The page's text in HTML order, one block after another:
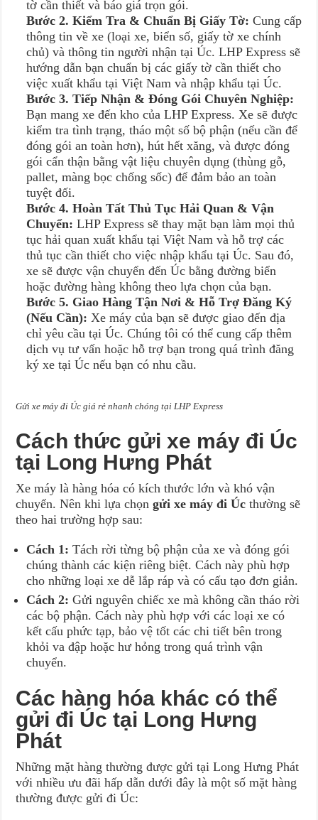
tờ cần thiết và báo giá trọn gói.
Bước 2. Kiểm Tra & Chuẩn Bị Giấy Tờ: Cung cấp
thông tin về xe (loại xe, biển số, giấy tờ xe chính
chủ) và thông tin người nhận tại Úc. LHP Express sẽ
hướng dẫn bạn chuẩn bị các giấy tờ cần thiết cho
việc xuất khẩu tại Việt Nam và nhập khẩu tại Úc.
Bước 3. Tiếp Nhận & Đóng Gói Chuyên Nghiệp:
Bạn mang xe đến kho của LHP Express. Xe sẽ được
kiểm tra tình trạng, tháo một số bộ phận (nếu cần để
đóng gói an toàn hơn), hút hết xăng, và được đóng
gói cẩn thận bằng vật liệu chuyên dụng (thùng gỗ,
pallet, màng bọc chống sốc) để đảm bảo an toàn
tuyệt đối.
Bước 4. Hoàn Tất Thủ Tục Hải Quan & Vận
Chuyển: LHP Express sẽ thay mặt bạn làm mọi thủ
tục hải quan xuất khẩu tại Việt Nam và hỗ trợ các
thủ tục cần thiết cho việc nhập khẩu tại Úc. Sau đó,
xe sẽ được vận chuyển đến Úc bằng đường biển
hoặc đường hàng không theo lựa chọn của bạn.
Bước 5. Giao Hàng Tận Nơi & Hỗ Trợ Đăng Ký
(Nếu Cần): Xe máy của bạn sẽ được giao đến địa
chỉ yêu cầu tại Úc. Chúng tôi có thể cung cấp thêm
dịch vụ tư vấn hoặc hỗ trợ bạn trong quá trình đăng
ký xe tại Úc nếu bạn có nhu cầu.
Gửi xe máy đi Úc giá rẻ nhanh chóng tại LHP Express
Cách thức gửi xe máy đi Úc
tại Long Hưng Phát
Xe máy là hàng hóa có kích thước lớn và khó vận
chuyển. Nên khi lựa chọngửi xe máy đi Úcthường sẽ
theo hai trường hợp sau:
Cách 1: Tách rời từng bộ phận của xe và đóng gói
chúng thành các kiện riêng biệt. Cách này phù hợp
cho những loại xe dễ lắp ráp và có cấu tạo đơn giản.
Cách 2: Gửi nguyên chiếc xe mà không cần tháo rời
các bộ phận. Cách này phù hợp với các loại xe có
kết cấu phức tạp, bảo vệ tốt các chi tiết bên trong
khỏi va đập hoặc hư hỏng trong quá trình vận
chuyển.
Các hàng hóa khác có thể
gửi đi Úc tại Long Hưng
Phát
Những mặt hàng thường được gửi tại Long Hưng Phát
với nhiều ưu đãi hấp dẫn dưới đây là một số mặt hàng
thường được gửi đi Úc: